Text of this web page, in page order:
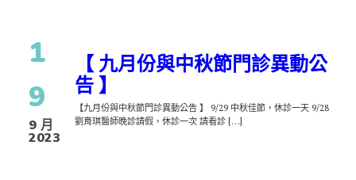
1
9
9 月
2023
【 九月份與中秋節門診異動公
告 】
【九月份與中秋節門診異動公告 】 9/29 中秋佳節，休診一天 9/28
劉育琪醫師晚診請假，休診一次 請看診 […]